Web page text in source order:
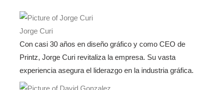
Jorge Curi
Con casi 30 años en diseño gráfico y como CEO de
Printz, Jorge Curi revitaliza la empresa. Su vasta
experiencia asegura el liderazgo en la industria gráfica.